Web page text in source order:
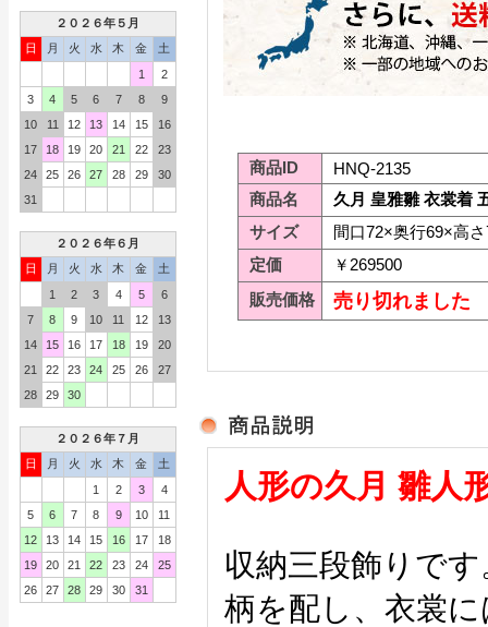
２０２６年５月
日
月 火 水 木 金
土
1
2
3
4 5 6 7 8
9
10
11 12 13 14 15
16
17
18 19 20 21 22
23
24
25 26 27 28 29
30
31
２０２６年６月
日
月 火 水 木 金
土
1
2 3 4 5
6
7
8 9 10 11 12
13
14
15 16 17 18 19
20
21
22 23 24 25 26
27
28
29 30
２０２６年７月
日
月 火 水 木 金
土
1
2 3
4
5
6 7 8 9 10
11
12
13 14 15 16 17
18
19
20 21 22 23 24
25
26
27 28 29 30 31
商品ID
HNQ-2135
商品名
久月 皇雅雛 衣裳着
サイズ
間口72×奥行69×高
定価
￥269500
販売価格
売り切れました
人形の久月 雛人
収納三段飾りで
柄を配し、衣裳